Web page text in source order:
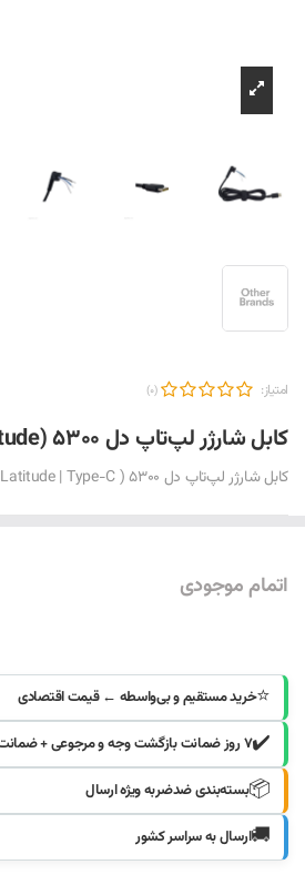
کابل شارژر لپ‌تاپ دل 5300 (Latitude)
کابل شارژر لپ‌تاپ دل 5300 ( Latitude | Type-C | سه سیم )
امتیاز: (0)
اتمام موجودی
موجود شد خبرم کنید ⭐خرید مستقیم و بی‌واسطه ← قیمت اقتصادی
✔️۷ روز ضمانت بازگشت وجه و مرجوعی + ضمانت ترب
📦بسته‌بندی ضدضربه ویژه ارسال
🚚ارسال به سراسر کشور